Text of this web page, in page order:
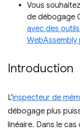
Vous
de débogage
avec des
Introduction
L'inspecteur de
débogage plus
linéaire. Dans le